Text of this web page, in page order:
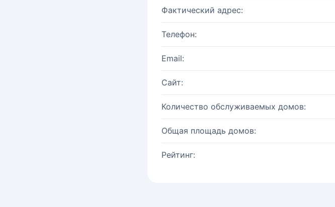
Фактический адрес:
Телефон:
Email:
Сайт:
Количество обслуживаемых домов:
Общая площадь домов:
Рейтинг: